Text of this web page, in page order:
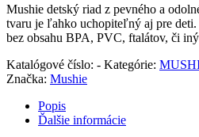
Mushie detský riad z pevného a
tvaru je ľahko uchopiteľný aj pre
bez obsahu BPA, PVC, ftalátov, či
Katalógové číslo: - Kategórie:
Značka: Mushie
Popis
Ďalšie informácie